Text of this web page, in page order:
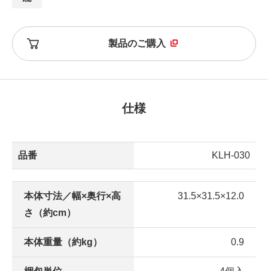
製品のご購入
仕様
品番 KLH-030
本体寸法／幅×奥行×高
さ（約cm）
31.5×31.5×12.0
本体重量（約kg） 0.9